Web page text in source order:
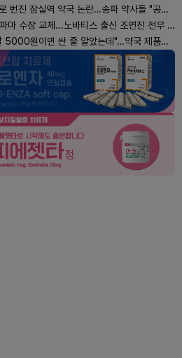
번진 잠실역 약국 논란…송파 약사들 "공공성 훼손"
마 수장 교체...노바티스 출신 조연진 전무 내정
원이면 싼 줄 알았는데"…약국 제품과 비교해보니